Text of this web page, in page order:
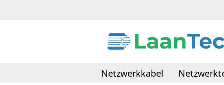
Netzwerkkabel